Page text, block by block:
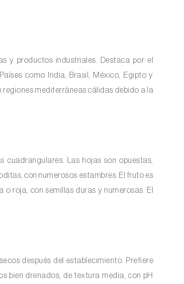
y productos industriales. Destaca por el
como India, Brasil, México, Egipto y
regiones mediterráneas cálidas debido a la
Las hojas son opuestas,
con numerosos estambres. El fruto es
roja, con semillas duras y numerosas. El
después del establecimiento. Prefiere
bien drenados, de textura media, con pH